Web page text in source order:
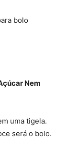
bolo
Nem
uma tigela.
será o bolo.